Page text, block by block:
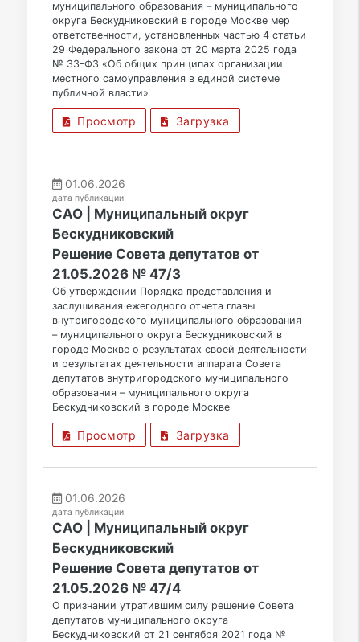
муниципального образования – муниципального
округа Бескудниковский в городе Москве мер
ответственности, установленных частью 4 статьи
29 Федерального закона от 20 марта 2025 года
№ 33-ФЗ «Об общих принципах организации
местного самоуправления в единой системе
публичной власти»
Просмотр Загрузка
01.06.2026
дата публикации
САО | Муниципальный округ
Бескудниковский
Решение Совета депутатов от
21.05.2026 № 47/3
Об утверждении Порядка представления и
заслушивания ежегодного отчета главы
внутригородского муниципального образования
– муниципального округа Бескудниковский в
городе Москве о результатах своей деятельности
и результатах деятельности аппарата Совета
депутатов внутригородского муниципального
образования – муниципального округа
Бескудниковский в городе Москве
Просмотр Загрузка
01.06.2026
дата публикации
САО | Муниципальный округ
Бескудниковский
Решение Совета депутатов от
21.05.2026 № 47/4
О признании утратившим силу решение Совета
депутатов муниципального округа
Бескудниковский от 21 сентября 2021 года №